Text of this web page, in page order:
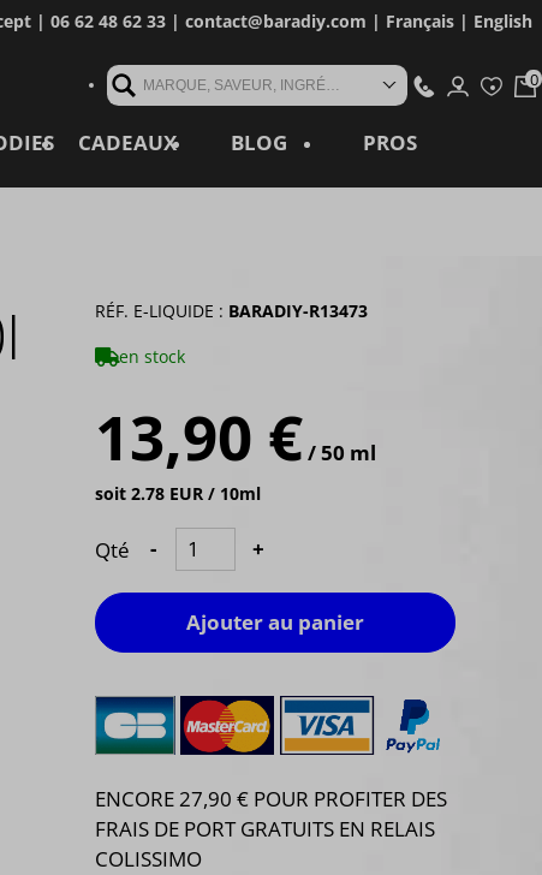
| 06 62 48 62 33 | contact@baradiy.com | Français| English
MARQUE, SAVEUR, INGRÉDIENT, RÉFÉRENCE, MOT CLÉ...
CADEAUX BLOG PROS
RÉF. E-LIQUIDE : BARADIY-R13473
en stock
13,90 €/ 50 ml
soit 2.78 EUR / 10ml
Qté - +
Ajouter au panier
ENCORE 27,90 € POUR PROFITER DES
FRAIS DE PORT GRATUITS EN RELAIS
COLISSIMO